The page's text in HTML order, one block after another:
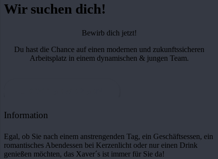
Wir suchen dich!
Bewirb dich jetzt!
Du hast die Chance auf einen modernen und zukunftssicheren
Arbeitsplatz in einem dynamischen & jungen Team.
Information
Egal, ob Sie nach einem anstrengenden Tag, ein Geschäftsessen, ein
romantisches Abendessen bei Kerzenlicht oder nur einen Drink
genießen möchten, das Xaver´s ist immer für Sie da!